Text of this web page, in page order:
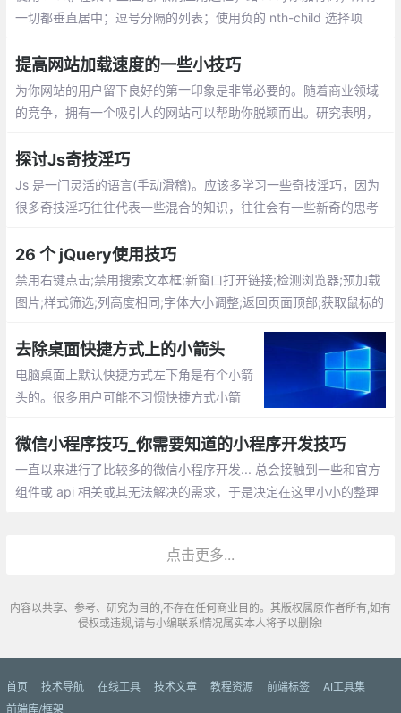
一切都垂直居中；逗号分隔的列表；使用负的 nth-child 选择项
ght；继承 box-sizing
提高网站加载速度的一些小技巧
为你网站的用户留下良好的第一印象是非常必要的。随着商业领域
的竞争，拥有一个吸引人的网站可以帮助你脱颖而出。研究表明，
探讨Js奇技淫巧
Js 是一门灵活的语言(手动滑稽)。应该多学习一些奇技淫巧，因为
很多奇技淫巧往往代表一些混合的知识，往往会有一些新奇的思考
26 个 jQuery使用技巧
禁用右键点击;禁用搜索文本框;新窗口打开链接;检测浏览器;预加载
图片;样式筛选;列高度相同;字体大小调整;返回页面顶部;获取鼠标的
去除桌面快捷方式上的小箭头
电脑桌面上默认快捷方式左下角是有个小箭
头的。很多用户可能不习惯快捷方式小箭
档的名称自己顺便命名即可），然后把下面
的这些英文全部复制到TXT文档内保存。把
TXT文档的扩展名改成 .bat
微信小程序技巧_你需要知道的小程序开发技巧
一直以来进行了比较多的微信小程序开发... 总会接触到一些和官方
组件或 api 相关或其无法解决的需求，于是决定在这里小小的整理
点击更多...
内容以共享、参考、研究为目的,不存在任何商业目的。其版权属原作者所有,如有
侵权或违规,请与小编联系!情况属实本人将予以删除!
首页 技术导航 在线工具 技术文章 教程资源 前端标签
AI工具集
前端库/框架